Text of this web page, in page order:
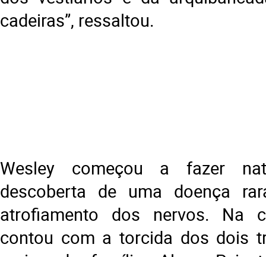
cadeiras”, ressaltou.
Wesley começou a fazer
descoberta de uma doença
atrofiamento dos nervos. Na
contou com a torcida dos dois